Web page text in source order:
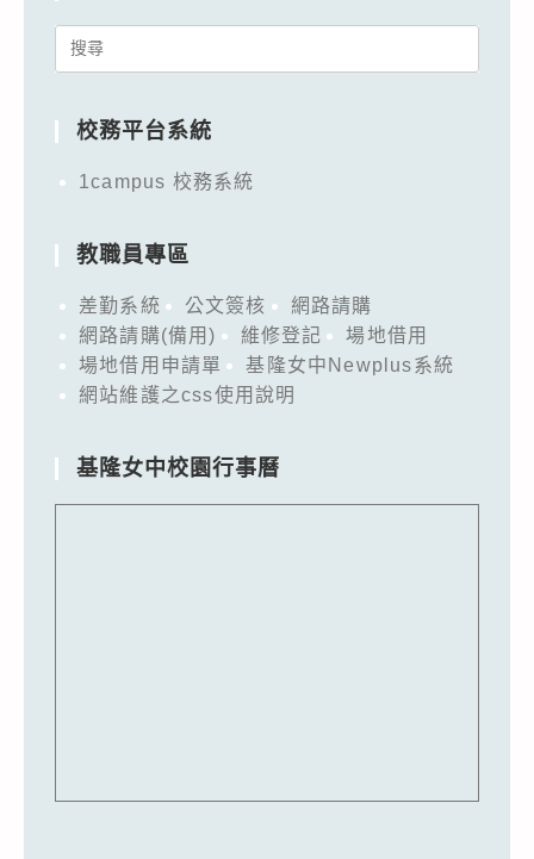
Search
校務平台系統
1campus 校務系統
教職員專區
差勤系統 公文簽核
網路請購
網路請購(備用)
維修登記
場地借用
場地借用申請單
基隆女中Newplus系統
網站維護之css使用說明
基隆女中校園行事曆